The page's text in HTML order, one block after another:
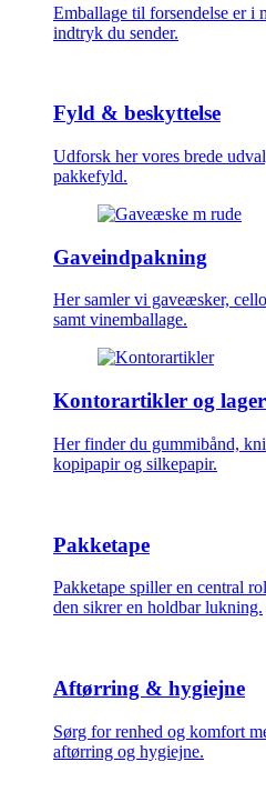
Emballage til forsendelse er i
indtryk du sender.
Fyld & beskyttelse
Udforsk her vores brede
pakkefyld.
Gaveindpakning
Her samler vi gaveæsker,
samt vinemballage.
Kontorartikler og
Her finder du gummibånd,
kopipapir og silkepapir.
Pakketape
Pakketape spiller en central
den sikrer en holdbar lukning.
Aftørring & hygiejne
Sørg for renhed og komfort
aftørring og hygiejne.